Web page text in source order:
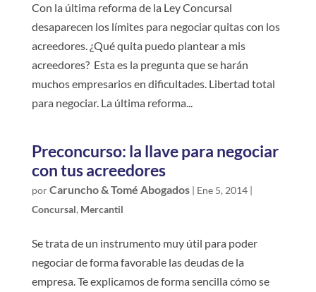
Con la última reforma de la Ley Concursal
desaparecen los límites para negociar quitas con los
acreedores. ¿Qué quita puedo plantear a mis
acreedores? Esta es la pregunta que se harán
muchos empresarios en dificultades. Libertad total
para negociar. La última reforma...
Preconcurso: la llave para negociar
con tus acreedores
porCaruncho & Tomé Abogados| Ene 5, 2014|
Concursal, Mercantil
Se trata de un instrumento muy útil para poder
negociar de forma favorable las deudas de la
empresa. Te explicamos de forma sencilla cómo se